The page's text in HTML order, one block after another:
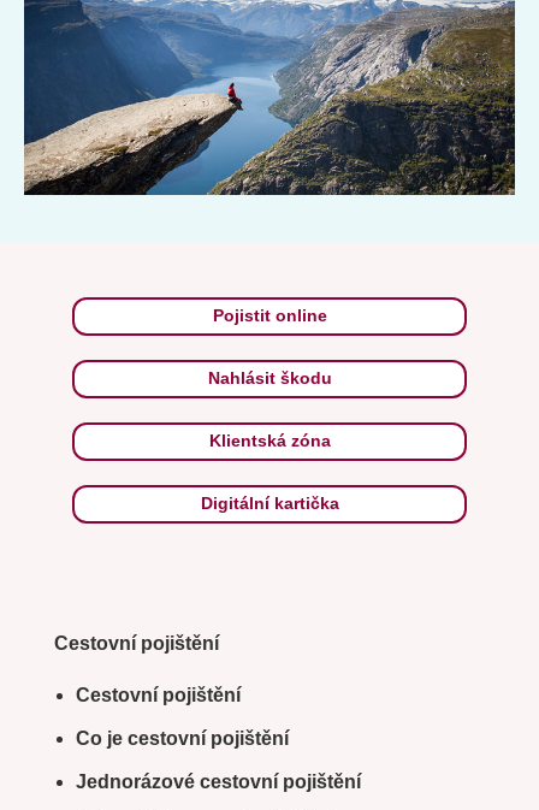
Pojistit online
Nahlásit škodu
Klientská zóna
Digitální kartička
Cestovní pojištění
Cestovní pojištění
Co je cestovní pojištění
Jednorázové cestovní pojištění